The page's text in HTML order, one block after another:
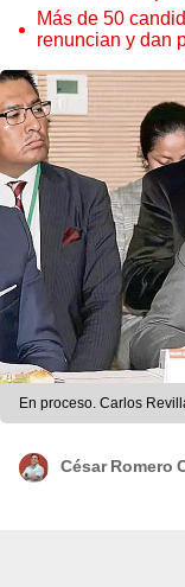
Cordero Jon Tay
Más de 50
renuncian y dan
En proceso. Carlos
César Romero